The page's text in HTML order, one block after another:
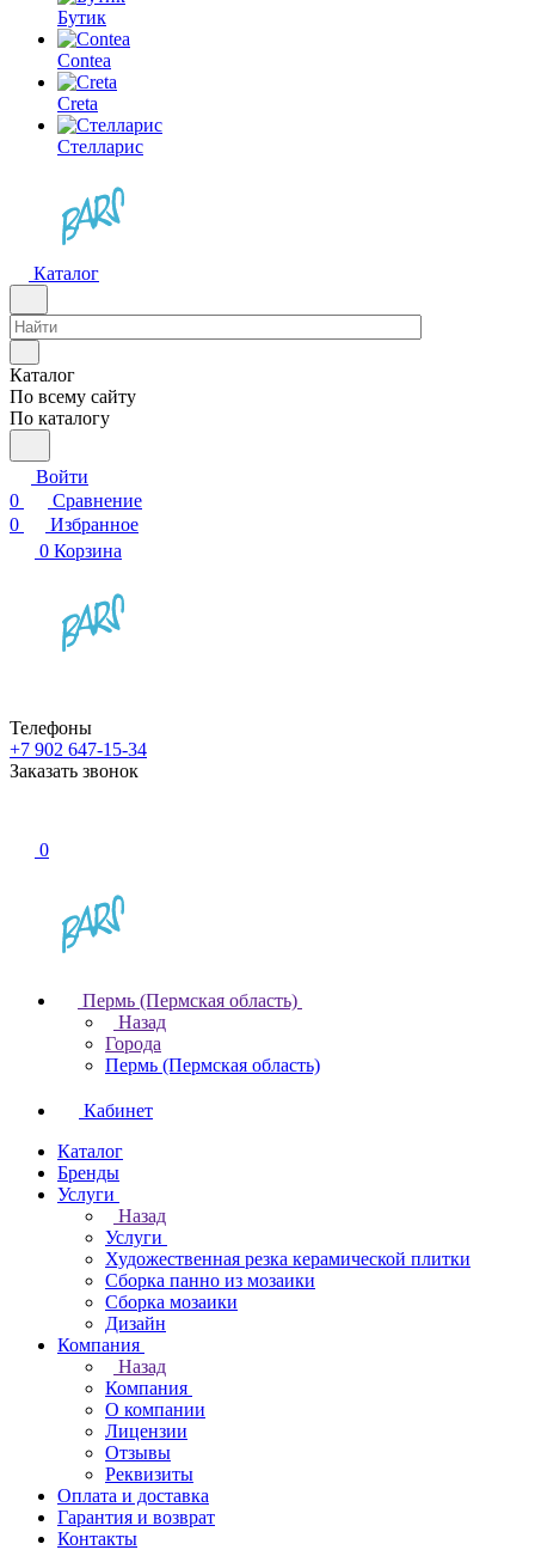
Бутик
Contea
Creta
Стелларис
Каталог
Каталог
По всему сайту
По каталогу
Войти
0
Сравнение
0
Избранное
0 Корзина
Телефоны
+7 902 647-15-34
Заказать звонок
0
Пермь (Пермская область)
Назад
Города
Пермь (Пермская область)
Кабинет
Каталог
Бренды
Услуги
Назад
Услуги
Художественная резка керамической плитки
Сборка панно из мозаики
Сборка мозаики
Дизайн
Компания
Назад
Компания
О компании
Лицензии
Отзывы
Реквизиты
Оплата и доставка
Гарантия и возврат
Контакты